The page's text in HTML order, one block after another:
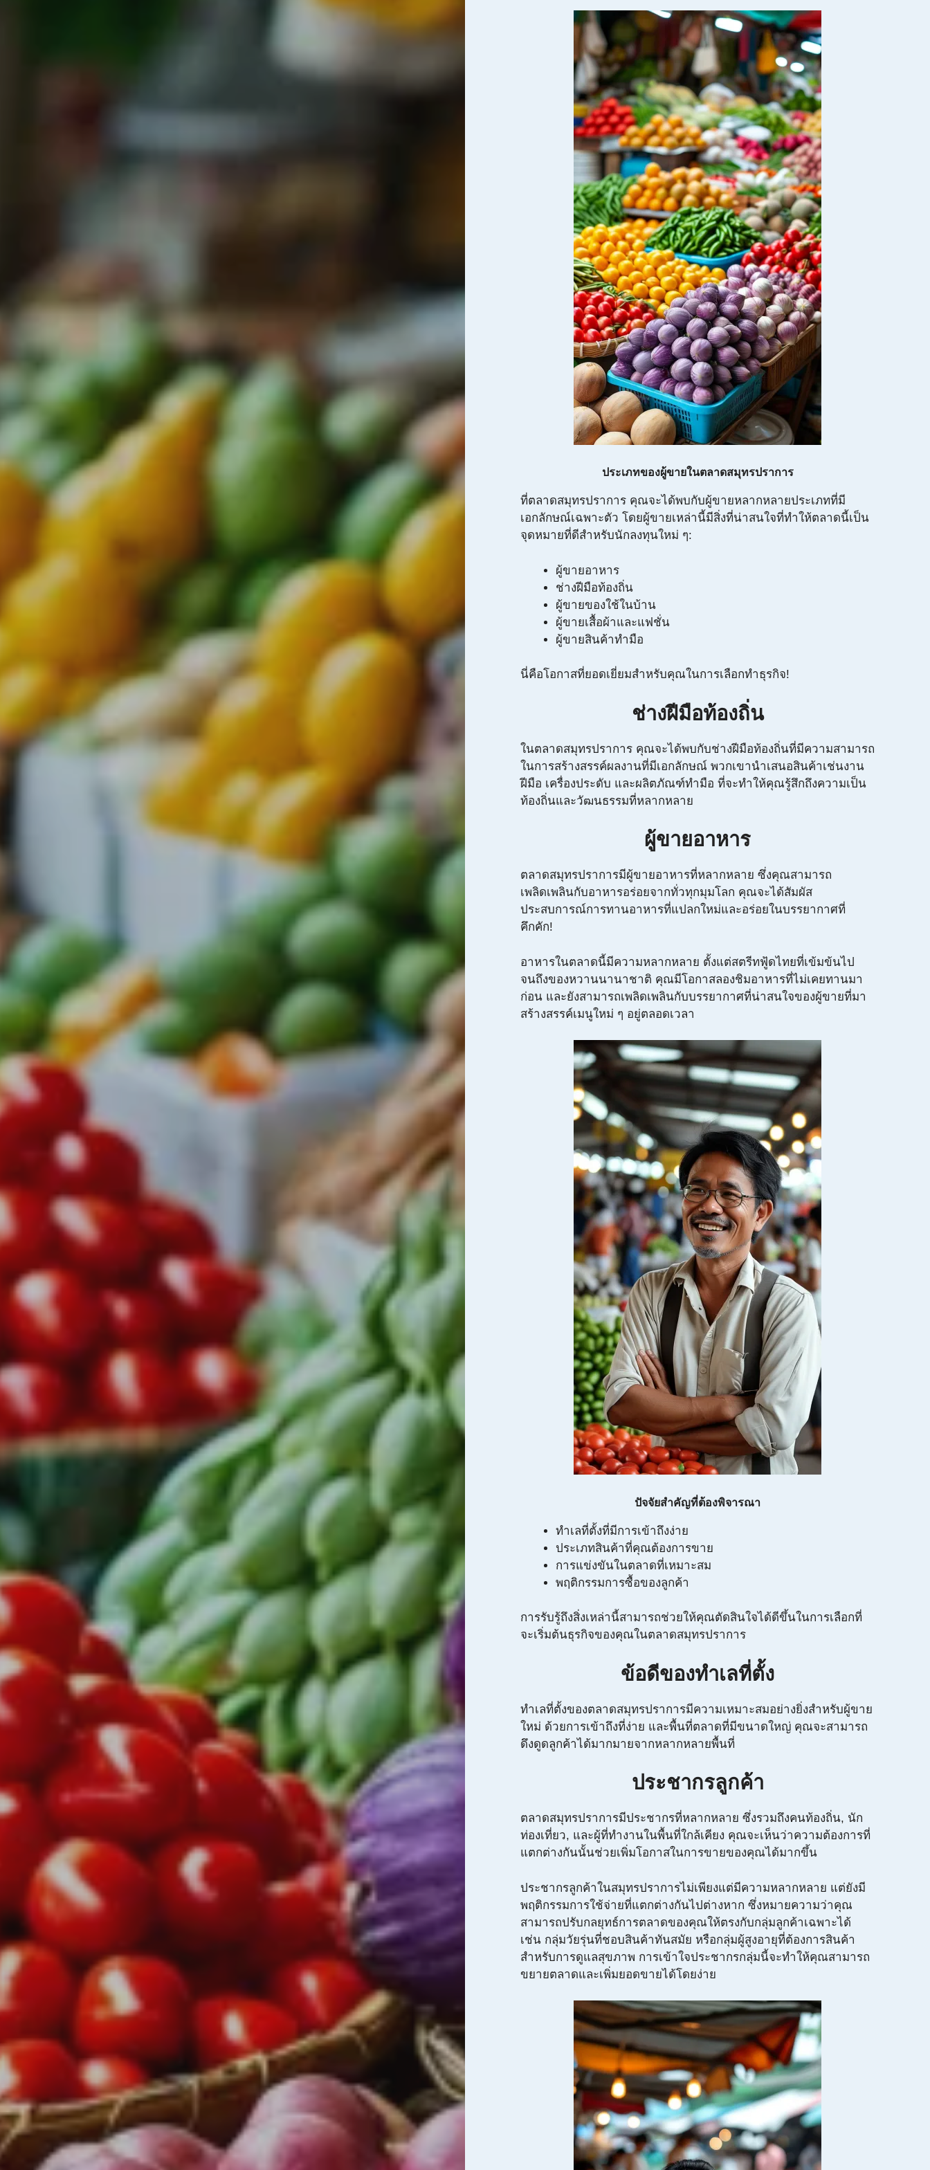
ประเภทของผู้ขายในตลาดสมุทรปราการ
ที่ตลาดสมุทรปราการ คุณจะได้พบกับผู้ขายหลากหลายประเภทที่มี
เอกลักษณ์เฉพาะตัว โดยผู้ขายเหล่านี้มีสิ่งที่น่าสนใจที่ทำให้ตลาดนี้เป็น
จุดหมายที่ดีสำหรับนักลงทุนใหม่ ๆ:
ผู้ขายอาหาร
ช่างฝีมือท้องถิ่น
ผู้ขายของใช้ในบ้าน
ผู้ขายเสื้อผ้าและแฟชั่น
ผู้ขายสินค้าทำมือ
นี่คือโอกาสที่ยอดเยี่ยมสำหรับคุณในการเลือกทำธุรกิจ!
ช่างฝีมือท้องถิ่น
ในตลาดสมุทรปราการ คุณจะได้พบกับช่างฝีมือท้องถิ่นที่มีความสามารถ
ในการสร้างสรรค์ผลงานที่มีเอกลักษณ์ พวกเขานำเสนอสินค้าเช่นงาน
ฝีมือ เครื่องประดับ และผลิตภัณฑ์ทำมือ ที่จะทำให้คุณรู้สึกถึงความเป็น
ท้องถิ่นและวัฒนธรรมที่หลากหลาย
ผู้ขายอาหาร
ตลาดสมุทรปราการมีผู้ขายอาหารที่หลากหลาย ซึ่งคุณสามารถ
เพลิดเพลินกับอาหารอร่อยจากทั่วทุกมุมโลก คุณจะได้สัมผัส
ประสบการณ์การทานอาหารที่แปลกใหม่และอร่อยในบรรยากาศที่
คึกคัก!
อาหารในตลาดนี้มีความหลากหลาย ตั้งแต่สตรีทฟู้ดไทยที่เข้มข้นไป
จนถึงของหวานนานาชาติ คุณมีโอกาสลองชิมอาหารที่ไม่เคยทานมา
ก่อน และยังสามารถเพลิดเพลินกับบรรยากาศที่น่าสนใจของผู้ขายที่มา
สร้างสรรค์เมนูใหม่ ๆ อยู่ตลอดเวลา
ปัจจัยสำคัญที่ต้องพิจารณา
ทำเลที่ตั้งที่มีการเข้าถึงง่าย
ประเภทสินค้าที่คุณต้องการขาย
การแข่งขันในตลาดที่เหมาะสม
พฤติกรรมการซื้อของลูกค้า
การรับรู้ถึงสิ่งเหล่านี้สามารถช่วยให้คุณตัดสินใจได้ดีขึ้นในการเลือกที่
จะเริ่มต้นธุรกิจของคุณในตลาดสมุทรปราการ
ข้อดีของทำเลที่ตั้ง
ทำเลที่ตั้งของตลาดสมุทรปราการมีความเหมาะสมอย่างยิ่งสำหรับผู้ขาย
ใหม่ ด้วยการเข้าถึงที่ง่าย และพื้นที่ตลาดที่มีขนาดใหญ่ คุณจะสามารถ
ดึงดูดลูกค้าได้มากมายจากหลากหลายพื้นที่
ประชากรลูกค้า
ตลาดสมุทรปราการมีประชากรที่หลากหลาย ซึ่งรวมถึงคนท้องถิ่น, นัก
ท่องเที่ยว, และผู้ที่ทำงานในพื้นที่ใกล้เคียง คุณจะเห็นว่าความต้องการที่
แตกต่างกันนั้นช่วยเพิ่มโอกาสในการขายของคุณได้มากขึ้น
ประชากรลูกค้าในสมุทรปราการไม่เพียงแต่มีความหลากหลาย แต่ยังมี
พฤติกรรมการใช้จ่ายที่แตกต่างกันไปต่างหาก ซึ่งหมายความว่าคุณ
สามารถปรับกลยุทธ์การตลาดของคุณให้ตรงกับกลุ่มลูกค้าเฉพาะได้
เช่น กลุ่มวัยรุ่นที่ชอบสินค้าทันสมัย หรือกลุ่มผู้สูงอายุที่ต้องการสินค้า
สำหรับการดูแลสุขภาพ การเข้าใจประชากรกลุ่มนี้จะทำให้คุณสามารถ
ขยายตลาดและเพิ่มยอดขายได้โดยง่าย